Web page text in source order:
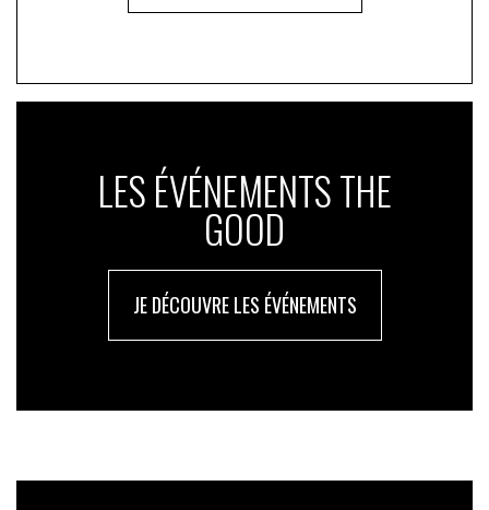
LES ÉVÉNEMENTS THE
GOOD
JE DÉCOUVRE LES ÉVÉNEMENTS